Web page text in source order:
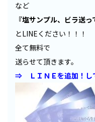
など
『塩サンプル、ビラ送っ
とLINEください！！！
全て無料で
送らせて頂きます。
⇒ ＬＩＮＥを追加！し